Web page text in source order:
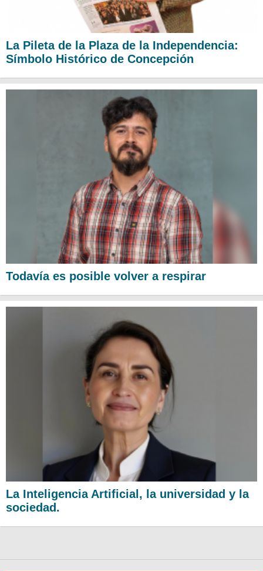
La Pileta de la Plaza de la Independencia:
Símbolo Histórico de Concepción
Todavía es posible volver a respirar
La Inteligencia Artificial, la universidad y la
sociedad.